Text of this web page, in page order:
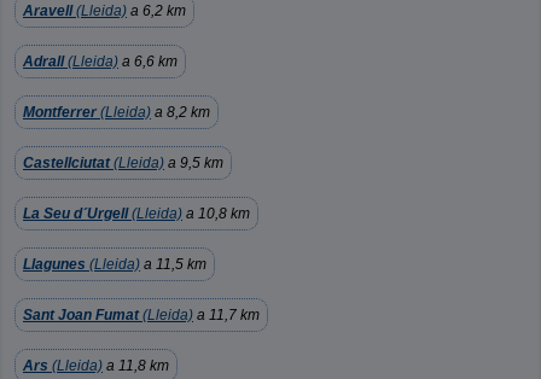
Aravell(Lleida) a 6,2 km
Adrall(Lleida) a 6,6 km
Montferrer (Lleida) a 8,2 km
Castellciutat(Lleida) a 9,5 km
La Seu d´Urgell(Lleida) a 10,8 km
Llagunes (Lleida) a 11,5 km
Sant Joan Fumat(Lleida) a 11,7 km
Ars (Lleida) a 11,8 km